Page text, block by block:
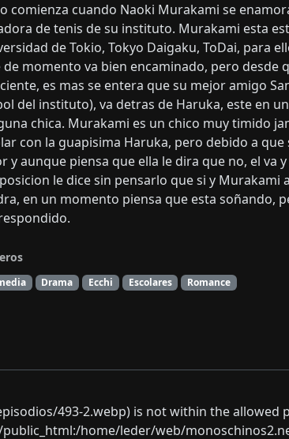
comienza cuando Naoki Murakami se
de tenis de su instituto. Murakami esta
de Tokio, Tokyo Daigaku, ToDai, para
de momento va bien encaminado, pero desde
es mas se entera que su mejor amigo
del instituto), va detras de Haruka, este en
chica. Murakami es un chico muy timido
con la guapisima Haruka, pero debido a
y aunque piensa que ella le dira que no, el va
le dice sin pensarlo que si y Murakami
en un momento piensa que esta soñando,
Drama Ecchi Escolares Romance
493-2.webp) is not within the allowed
home/leder/web/